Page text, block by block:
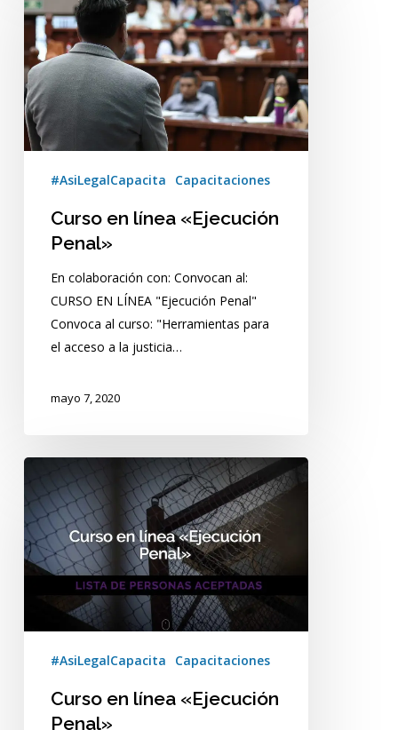
línea
«Ejecución
Penal»
#AsiLegalCapacita Capacitaciones
Curso en línea «Ejecución
Penal»
En colaboración con: Convocan al:
CURSO EN LÍNEA "Ejecución Penal"
Convoca al curso: "Herramientas para
el acceso a la justicia…
mayo 7, 2020
línea
«Ejecución
Penal»
#AsiLegalCapacita Capacitaciones
Curso en línea «Ejecución
Penal»